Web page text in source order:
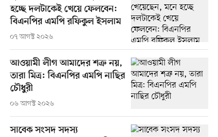
হচ্ছে দলটাকেই খেয়ে ফেলবেন:
বিএনপির এমপি রফিকুল ইসলাম
০৭ আগস্ট ২০২৬
আওয়ামী লীগ আমাদের শত্রু নয়,
তারা মিত্র: বিএনপির এমপি নাছির
চৌধুরী
০৬ আগস্ট ২০২৬
সাবেক সংসদ সদস্য